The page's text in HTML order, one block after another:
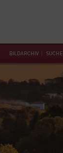
BILDARCHIV SUCHE